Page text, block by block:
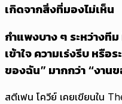
เกิดจากสิ่งที่มองไม่เห็น
กำแพงบาง ๆ ระหว่างที
เข้าใจ ความเร่งรีบ หรือ
ของฉัน” มากกว่า “งานข
สตีเฟน โควีย์ เคยเขียนใน